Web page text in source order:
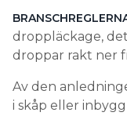
droppläckage,
droppar rakt ner
Av den
i skåp eller